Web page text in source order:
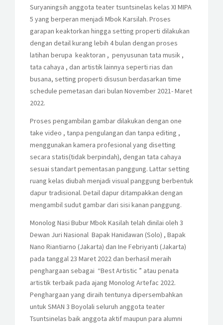
Suryaningsih anggota teater tsuntsinelas kelas XI MIPA
5 yang berperan menjadi Mbok Karsilah. Proses
garapan keaktorkan hingga setting properti dilakukan
dengan detail kurang lebih 4 bulan dengan proses
latihan berupa keaktoran , penyusunan tata musik ,
tata cahaya , dan artistik lainnya seperti rias dan
busana, setting properti disusun berdasarkan time
schedule pemetasan dari bulan November 2021- Maret
2022.
Proses pengambilan gambar dilakukan dengan one
take video , tanpa pengulangan dan tanpa editing ,
menggunakan kamera profesional yang disetting
secara statis(tidak berpindah), dengan tata cahaya
sesuai standart pementasan panggung. Lattar setting
ruang kelas diubah menjadi visual panggung berbentuk
dapur tradisional. Detail dapur ditampakkan dengan
mengambil sudut gambar dari sisi kanan panggung.
Monolog Nasi Bubur Mbok Kasilah telah dinilai oleh 3
Dewan Juri Nasional Bapak Hanidawan (Solo) , Bapak
Nano Riantiarno (Jakarta) dan Ine Febriyanti (Jakarta)
pada tanggal 23 Maret 2022 dan berhasil meraih
penghargaan sebagai “Best Artistic ” atau penata
artistik terbaik pada ajang Monolog Artefac 2022.
Penghargaan yang diraih tentunya dipersembahkan
untuk SMAN 3 Boyolali seluruh anggota teater
Tsuntsinelas baik anggota aktif maupun para alumni